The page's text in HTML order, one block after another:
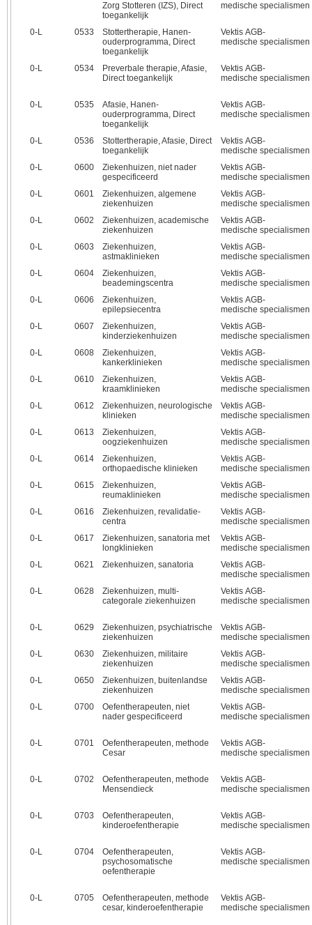
Zorg Stotteren (IZS), Direct
toegankelijk
medische specialismen
0‑L 0533
Stottertherapie, Hanen-
ouderprogramma, Direct
toegankelijk
Vektis AGB-
medische specialismen
0‑L 0534
Preverbale therapie, Afasie,
Direct toegankelijk
Vektis AGB-
medische specialismen
0‑L 0535
Afasie, Hanen-
ouderprogramma, Direct
toegankelijk
Vektis AGB-
medische specialismen
0‑L 0536
Stottertherapie, Afasie, Direct
toegankelijk
Vektis AGB-
medische specialismen
0‑L
0600
Ziekenhuizen, niet nader
gespecificeerd
Vektis AGB-
medische specialismen
0‑L
0601
Ziekenhuizen, algemene
ziekenhuizen
Vektis AGB-
medische specialismen
0‑L
0602
Ziekenhuizen, academische
ziekenhuizen
Vektis AGB-
medische specialismen
0‑L
0603
Ziekenhuizen,
astmaklinieken
Vektis AGB-
medische specialismen
0‑L
0604
Ziekenhuizen,
beademingscentra
Vektis AGB-
medische specialismen
0‑L
0606
Ziekenhuizen,
epilepsiecentra
Vektis AGB-
medische specialismen
0‑L
0607
Ziekenhuizen,
kinderziekenhuizen
Vektis AGB-
medische specialismen
0‑L
0608
Ziekenhuizen,
kankerklinieken
Vektis AGB-
medische specialismen
0‑L
0610
Ziekenhuizen,
kraamklinieken
Vektis AGB-
medische specialismen
0‑L
0612
Ziekenhuizen, neurologische
klinieken
Vektis AGB-
medische specialismen
0‑L
0613
Ziekenhuizen,
oogziekenhuizen
Vektis AGB-
medische specialismen
0‑L
0614
Ziekenhuizen,
orthopaedische klinieken
Vektis AGB-
medische specialismen
0‑L
0615
Ziekenhuizen,
reumaklinieken
Vektis AGB-
medische specialismen
0‑L
0616
Ziekenhuizen, revalidatie-
centra
Vektis AGB-
medische specialismen
0‑L
0617
Ziekenhuizen, sanatoria met
longklinieken
Vektis AGB-
medische specialismen
0‑L
0621 Ziekenhuizen, sanatoria
Vektis AGB-
medische specialismen
0‑L
0628
Ziekenhuizen, multi-
categorale ziekenhuizen
Vektis AGB-
medische specialismen
0‑L 0629
Ziekenhuizen, psychiatrische
ziekenhuizen
Vektis AGB-
medische specialismen
0‑L
0630
Ziekenhuizen, militaire
ziekenhuizen
Vektis AGB-
medische specialismen
0‑L
0650
Ziekenhuizen, buitenlandse
ziekenhuizen
Vektis AGB-
medische specialismen
0‑L
0700
Oefentherapeuten, niet
nader gespecificeerd
Vektis AGB-
medische specialismen
0‑L 0701
Oefentherapeuten, methode
Cesar
Vektis AGB-
medische specialismen
0‑L 0702
Oefentherapeuten, methode
Mensendieck
Vektis AGB-
medische specialismen
0‑L 0703
Oefentherapeuten,
kinderoefentherapie
Vektis AGB-
medische specialismen
0‑L 0704
Oefentherapeuten,
psychosomatische
oefentherapie
Vektis AGB-
medische specialismen
0‑L 0705
Oefentherapeuten, methode
cesar, kinderoefentherapie
Vektis AGB-
medische specialismen